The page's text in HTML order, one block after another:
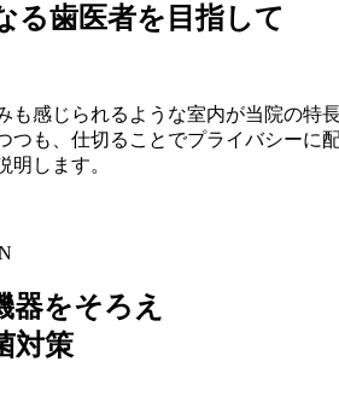
る歯医者を目指して
も感じられるような室内が当院の特
つも、仕切ることでプライバシーに
明します。
器をそろえ
対策